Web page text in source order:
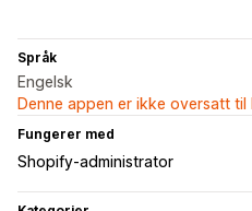
Språk
Engelsk
Denne appen er ikke oversatt til
Fungerer med
Shopify-administrator